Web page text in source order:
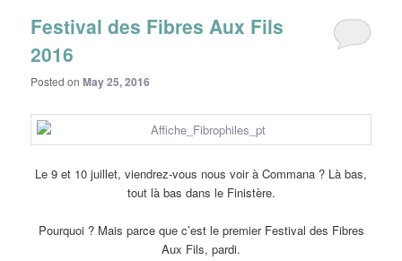
Festival des Fibres Aux Fils
2016
Posted onMay 25, 2016
Le 9 et 10 juillet, viendrez-vous nous voir à Commana ? Là bas,
tout là bas dans le Finistère.
Pourquoi ? Mais parce que c’est le premier Festival des Fibres
Aux Fils, pardi.